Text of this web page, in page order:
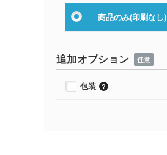
商品のみ(印刷なし)
追加オプション 任意
包装